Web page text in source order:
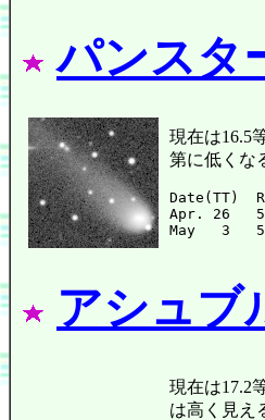
パンスタ
現在は16.5
第に低くな
Date(TT)
Apr. 26
アシュブ
現在は17.2
は高く見え